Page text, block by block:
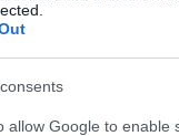
allow Google to enable